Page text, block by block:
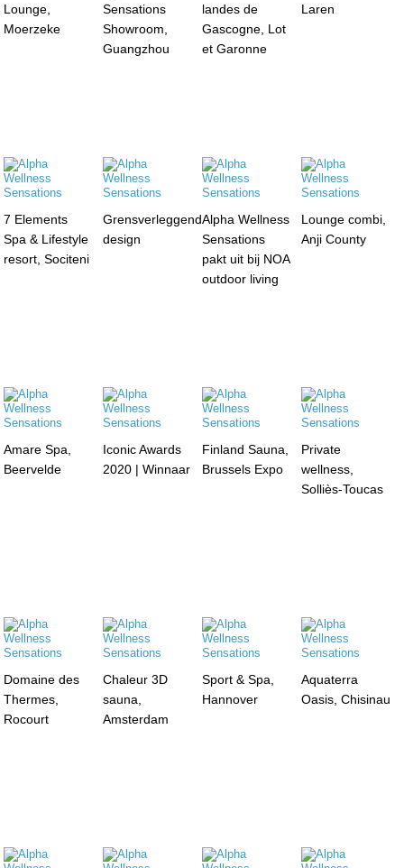
Lounge,
Moerzeke
Sensations
Showroom,
Guangzhou
landes de
Gascogne, Lot
et Garonne
Laren
7 Elements
Spa & Lifestyle
resort, Sociteni
Grensverleggend
design
Alpha Wellness
Sensations
pakt uit bij NOA
outdoor living
Lounge combi,
Anji County
Amare Spa,
Beervelde
Iconic Awards
2020 | Winnaar
Finland Sauna,
Brussels Expo
Private
wellness,
Solliès-Toucas
Domaine des
Thermes,
Rocourt
Chaleur 3D
sauna,
Amsterdam
Sport & Spa,
Hannover
Aquaterra
Oasis, Chisinau